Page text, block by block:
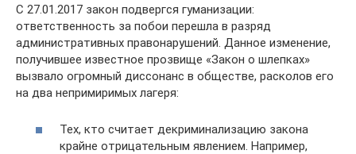
С 27.01.2017 закон подвергся гуманизации:
ответственность за побои перешла в разряд
административных правонарушений. Данное изменение,
получившее известное прозвище «Закон о шлепках»
вызвало огромный диссонанс в обществе, расколов его
на два непримиримых лагеря:
Тех, кто считает декриминализацию закона
крайне отрицательным явлением. Например,